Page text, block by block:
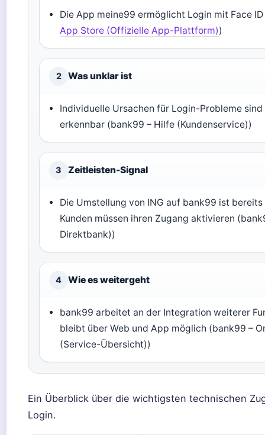
Die App meine99 ermöglicht Login mit Face
App Store (Offizielle App-Plattform))
2 Was unklar ist
Individuelle Ursachen für Login-Probleme
erkennbar (bank99 – Hilfe (Kundenservice))
3 Zeitleisten-Signal
Die Umstellung von ING auf bank99 ist bereits
Kunden müssen ihren Zugang aktivieren
Direktbank))
4 Wie es weitergeht
bank99 arbeitet an der Integration weiterer
bleibt über Web und App möglich (bank99 –
(Service-Übersicht))
Ein Überblick über die wichtigsten technischen
Login.